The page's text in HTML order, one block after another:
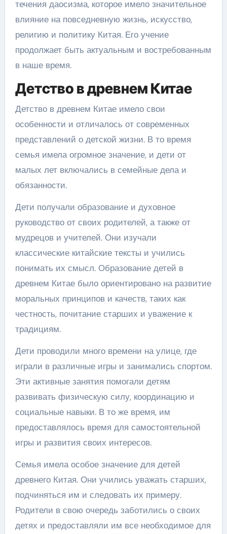
течения даосизма, которое имело значительное
влияние на повседневную жизнь, искусство,
религию и политику Китая. Его учение
продолжает быть актуальным и востребованным
в наше время.
Детство в древнем Китае
Детство в древнем Китае имело свои
особенности и отличалось от современных
представлений о детской жизни. В то время
семья имела огромное значение, и дети от
малых лет включались в семейные дела и
обязанности.
Дети получали образование и духовное
руководство от своих родителей, а также от
мудрецов и учителей. Они изучали
классические китайские тексты и учились
понимать их смысл. Образование детей в
древнем Китае было ориентировано на развитие
моральных принципов и качеств, таких как
честность, почитание старших и уважение к
традициям.
Дети проводили много времени на улице, где
играли в различные игры и занимались спортом.
Эти активные занятия помогали детям
развивать физическую силу, координацию и
социальные навыки. В то же время, им
предоставлялось время для самостоятельной
игры и развития своих интересов.
Семья имела особое значение для детей
древнего Китая. Они учились уважать старших,
подчиняться им и следовать их примеру.
Родители в свою очередь заботились о своих
детях и предоставляли им все необходимое для